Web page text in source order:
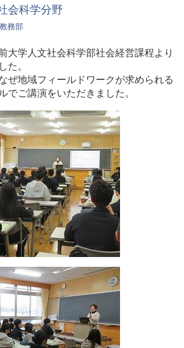
会科学分野
教務部
大学人文社会科学部社会経営課程より
。
ぜ地域フィールドワークが求められる
ご講演をいただきました。